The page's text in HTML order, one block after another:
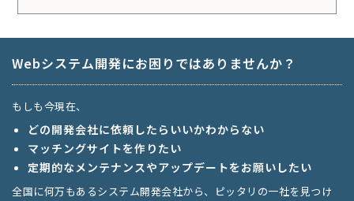
Webシステム開発にお困りではありませんか？
もしも今現在、
どの開発会社に依頼したらいいかわからない
マッチングサイトを作りたい
定期的なメンテナンスやアップデートをお願いしたい
全国に何万もあるシステム開発会社から、ピッタリの一社を見つけ